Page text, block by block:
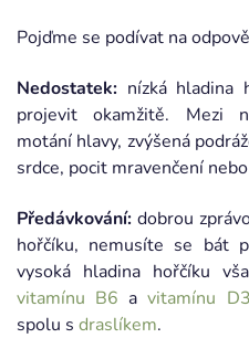
Pojďme se podívat na
Nedostatek: nízká hladina
projevit okamžitě. Mezi
motání hlavy, zvýšená
srdce, pocit mravenčení
Předávkování: dobrou
hořčíku, nemusíte se bát
vysoká hladina hořčíku
vitamínu B6 avitamínu D3
spolu s draslíkem.